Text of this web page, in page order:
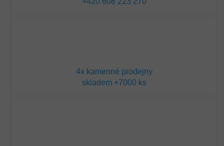
4x kamenné prodejny
skladem +7000 ks